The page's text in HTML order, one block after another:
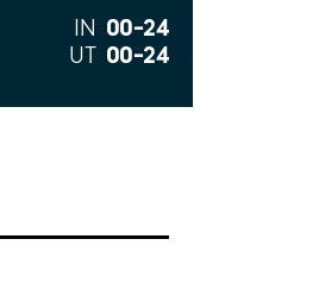
IN 00–24
UT 00–24